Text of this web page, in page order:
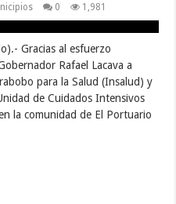
0 1,981
Gracias al esfuerzo
Rafael Lacava a
para la Salud (Insalud) y
de Cuidados Intensivos
la comunidad de El Portuario